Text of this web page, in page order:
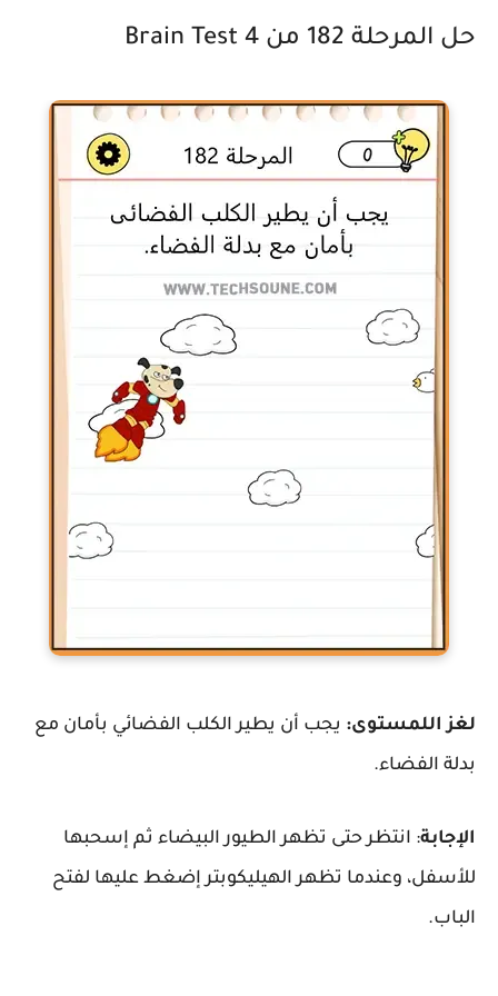
حل المرحلة 182 من Brain Test 4
لغز اللمستوى: يجب أن يطير الكلب الفضائي بأمان مع
بدلة الفضاء.
الإجابة: انتظر حتى تظهر الطيور البيضاء ثم إسحبها
للأسفل، وعندما تظهر الهيليكوبتر إضغط عليها لفتح
الباب.